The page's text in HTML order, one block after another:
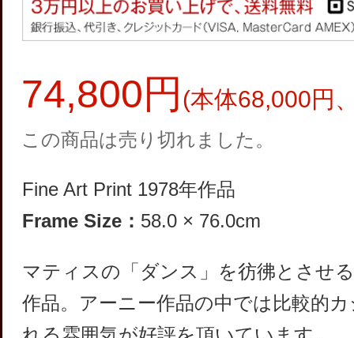
74,800円 (本体68,000円
この商品は売り切れました。
Fine Art Print 1978年作品
Frame Size： 58.0 × 76.0cm
マティスの「ダンス」を彷彿とさせ
作品。アーニー作品の中では比較的